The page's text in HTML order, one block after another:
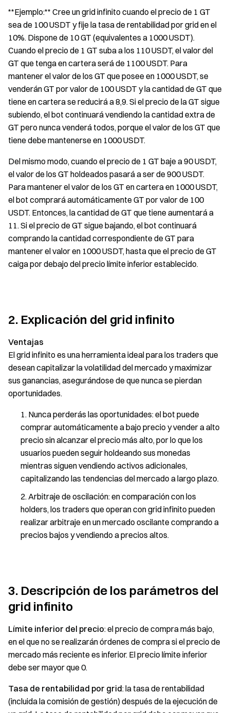
**Ejemplo:** Cree un grid infinito cuando el precio de 1 GT
sea de 100 USDT y fije la tasa de rentabilidad por grid en el
10%. Dispone de 10 GT (equivalentes a 1000 USDT).
Cuando el precio de 1 GT suba a los 110 USDT, el valor del
GT que tenga en cartera será de 1100 USDT. Para
mantener el valor de los GT que posee en 1000 USDT, se
venderán GT por valor de 100 USDT y la cantidad de GT que
tiene en cartera se reducirá a 8,9. Si el precio de la GT sigue
subiendo, el bot continuará vendiendo la cantidad extra de
GT pero nunca venderá todos, porque el valor de los GT que
tiene debe mantenerse en 1000 USDT.
Del mismo modo, cuando el precio de 1 GT baje a 90 USDT,
el valor de los GT holdeados pasará a ser de 900 USDT.
Para mantener el valor de los GT en cartera en 1000 USDT,
el bot comprará automáticamente GT por valor de 100
USDT. Entonces, la cantidad de GT que tiene aumentará a
11. Si el precio de GT sigue bajando, el bot continuará
comprando la cantidad correspondiente de GT para
mantener el valor en 1000 USDT, hasta que el precio de GT
caiga por debajo del precio límite inferior establecido.
2. Explicación del grid infinito
Ventajas
El grid infinito es una herramienta ideal para los traders que
desean capitalizar la volatilidad del mercado y maximizar
sus ganancias, asegurándose de que nunca se pierdan
oportunidades.
Nunca perderás las oportunidades: el bot puede
comprar automáticamente a bajo precio y vender a alto
precio sin alcanzar el precio más alto, por lo que los
usuarios pueden seguir holdeando sus monedas
mientras siguen vendiendo activos adicionales,
capitalizando las tendencias del mercado a largo plazo.
Arbitraje de oscilación: en comparación con los
holders, los traders que operan con grid infinito pueden
realizar arbitraje en un mercado oscilante comprando a
precios bajos y vendiendo a precios altos.
3. Descripción de los parámetros del
grid infinito
Límite inferior del precio: el precio de compra más bajo,
en el que no se realizarán órdenes de compra si el precio de
mercado más reciente es inferior. El precio límite inferior
debe ser mayor que 0.
Tasa de rentabilidad por grid: la tasa de rentabilidad
(incluida la comisión de gestión) después de la ejecución de